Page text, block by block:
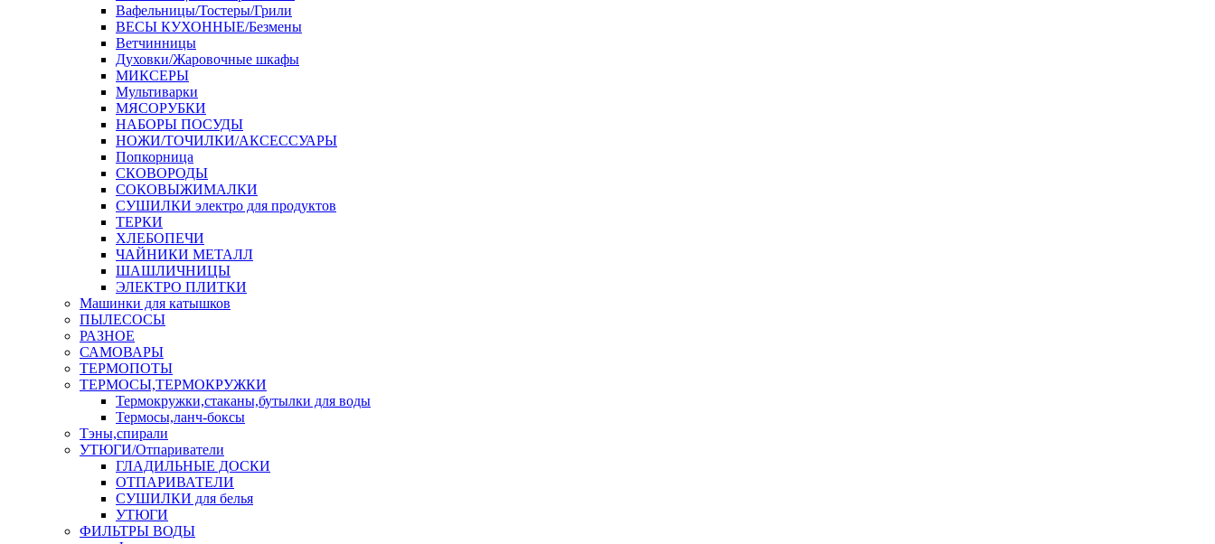
Вафельницы/Тостеры/Грили
ВЕСЫ КУХОННЫЕ/Безмены
Ветчинницы
Духовки/Жаровочные шкафы
МИКСЕРЫ
Мультиварки
МЯСОРУБКИ
НАБОРЫ ПОСУДЫ
НОЖИ/ТОЧИЛКИ/АКСЕССУАРЫ
Попкорница
СКОВОРОДЫ
СОКОВЫЖИМАЛКИ
СУШИЛКИ электро для продуктов
ТЕРКИ
ХЛЕБОПЕЧИ
ЧАЙНИКИ МЕТАЛЛ
ШАШЛИЧНИЦЫ
ЭЛЕКТРО ПЛИТКИ
Машинки для катышков
ПЫЛЕСОСЫ
РАЗНОЕ
САМОВАРЫ
ТЕРМОПОТЫ
ТЕРМОСЫ,ТЕРМОКРУЖКИ
Термокружки,стаканы,бутылки для воды
Термосы,ланч-боксы
Тэны,спирали
УТЮГИ/Отпариватели
ГЛАДИЛЬНЫЕ ДОСКИ
ОТПАРИВАТЕЛИ
СУШИЛКИ для белья
УТЮГИ
ФИЛЬТРЫ ВОДЫ